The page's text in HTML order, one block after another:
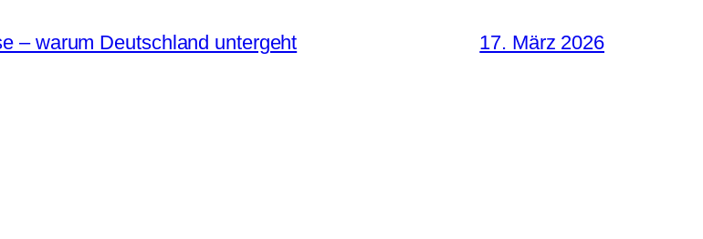
– warum Deutschland untergeht 17. März 2026